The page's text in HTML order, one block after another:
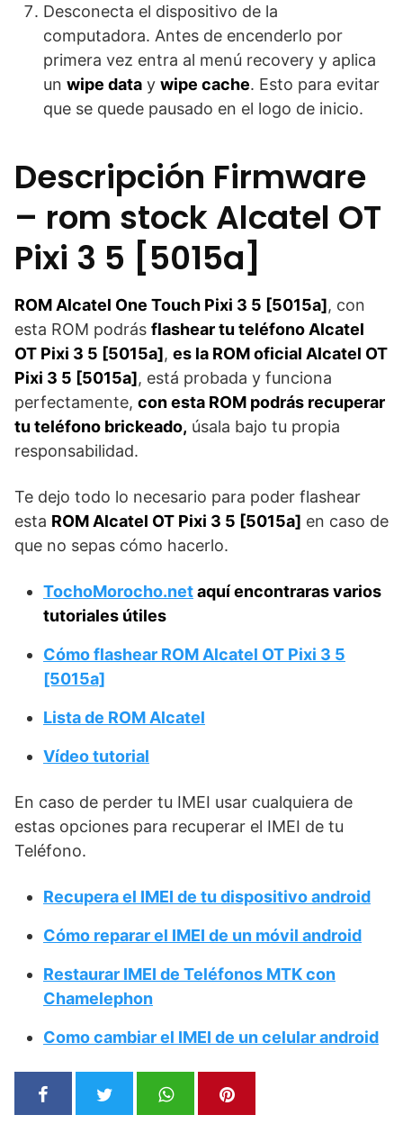
Desconecta el dispositivo de la
computadora. Antes de encenderlo por
primera vez entra al menú recovery y aplica
un wipe data y wipe cache. Esto para evitar
que se quede pausado en el logo de inicio.
Descripción Firmware
– rom stock Alcatel OT
Pixi 3 5 [5015a]
ROM Alcatel One Touch Pixi 3 5 [5015a], con
esta ROM podrás flashear tu teléfono Alcatel
OT Pixi 3 5 [5015a], es la ROM oficial Alcatel OT
Pixi 3 5 [5015a], está probada y funciona
perfectamente, con esta ROM podrás recuperar
tu teléfono brickeado, úsala bajo tu propia
responsabilidad.
Te dejo todo lo necesario para poder flashear
esta ROM Alcatel OT Pixi 3 5 [5015a] en caso de
que no sepas cómo hacerlo.
TochoMorocho.netaquí encontraras varios
tutoriales útiles
Cómo flashear ROM Alcatel OT Pixi 3 5
[5015a]
Lista de ROM Alcatel
Vídeo tutorial
En caso de perder tu IMEI usar cualquiera de
estas opciones para recuperar el IMEI de tu
Teléfono.
Recupera el IMEI de tu dispositivo android
Cómo reparar el IMEI de un móvil android
Restaurar IMEI de Teléfonos MTK con
Chamelephon
Como cambiar el IMEI de un celular android